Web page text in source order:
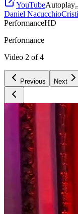
YouTubeAutoplay
Daniel Nacucchio
PerformanceHD
Performance
Video 2 of 4
Previous Next